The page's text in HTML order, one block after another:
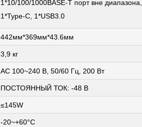
1*10/100/1000BASE-T порт вне диапазона,
1*Type-C, 1*USB3.0
442мм*369мм*43.6мм
3,9 кг
AC 100~240 В, 50/60 Гц, 200 Вт
ПОСТОЯННЫЙ ТОК: -48 В
≤145W
-20~+60°C